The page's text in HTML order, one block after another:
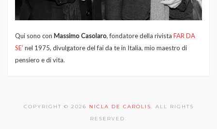
Qui sono con Massimo Casolaro, fondatore della rivista FAR DA
SE’ nel 1975, divulgatore del fai da te in Italia, mio maestro di
pensiero e di vita.
COPYRIGHT © 2026 NICLA DE CAROLIS. ALL RIGHTS
RESERVED.